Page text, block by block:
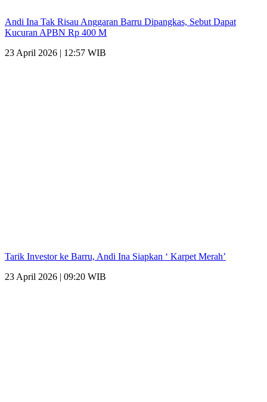
Andi Ina Tak Risau Anggaran Barru Dipangkas, Sebut Dapat
Kucuran APBN Rp 400 M
23 April 2026 | 12:57 WIB
Tarik Investor ke Barru, Andi Ina Siapkan ‘ Karpet Merah’
23 April 2026 | 09:20 WIB